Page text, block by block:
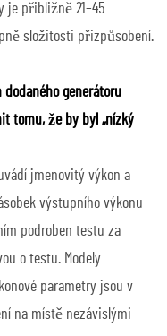
je přibližně 21–45
složitosti přizpůsobení.
generátoru
tomu, že by byl „nízký
jmenovitý výkon a
výstupního výkonu
podroben testu za
o testu. Modely
parametry jsou v
na místě nezávislými